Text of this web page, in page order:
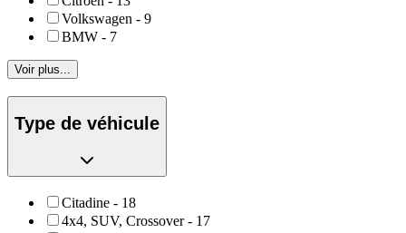
Volkswagen - 9
BMW - 7
Voir plus...
Type de véhicule
Citadine - 18
4x4, SUV, Crossover - 17